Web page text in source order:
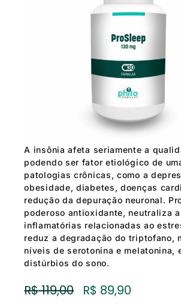
A insônia afeta seriamente a
podendo ser fator etiológico de
patologias crônicas, como a
obesidade, diabetes, doenças
redução da depuração neuronal.
poderoso antioxidante, neutraliza
inflamatórias relacionadas ao
reduz a degradação do triptofano,
níveis de serotonina e melatonina,
distúrbios do sono.
R$119,00 O
R$ 89,90